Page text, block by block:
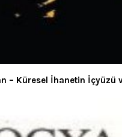
– Küresel İhanetin İçyüzü